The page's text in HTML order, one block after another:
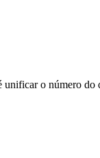
unificar o número do